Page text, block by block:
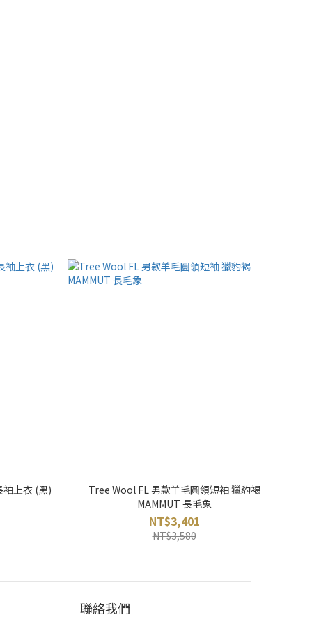
上衣 (黑)
Tree Wool FL 男款羊毛圓領短袖 獵豹褐
MAMMUT 長毛象
NT$3,401
NT$3,580
聯絡我們